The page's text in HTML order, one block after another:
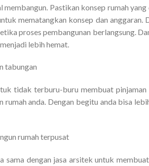
membangun. Pastikan konsep rumah
mematangkan konsep dan
proses pembangunan berlangsung.
menjadi lebih hemat.
tabungan
tidak terburu-buru membuat pinjaman
rumah anda. Dengan begitu anda bisa
rumah terpusat
sama dengan jasa arsitek untuk